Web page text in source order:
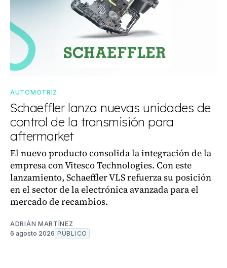
AUTOMOTRIZ
Schaeffler lanza nuevas unidades de
control de la transmisión para
aftermarket
El nuevo producto consolida la integración de la
empresa con Vitesco Technologies. Con este
lanzamiento, Schaeffler VLS refuerza su posición
en el sector de la electrónica avanzada para el
mercado de recambios.
ADRIÁN MARTÍNEZ
6 agosto 2026 PÚBLICO